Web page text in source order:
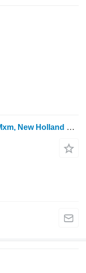
Гидрораспределитель Case IH Mxm, New Holland Tm, Tsa, T6000,t7000 Series,distributor 8752348 87523484 для трактора колесного New Holland T6000 T7000